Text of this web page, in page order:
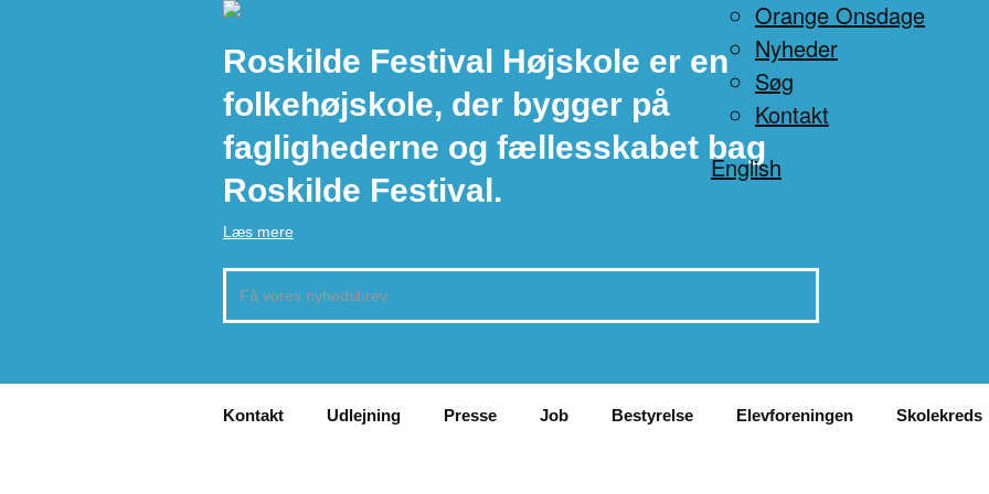
Orange Onsdage
Nyheder
Søg
Kontakt
English
Roskilde Festival Højskole er en
folkehøjskole, der bygger på
faglighederne og fællesskabet bag
Roskilde Festival.
Læs mere
Kontakt Udlejning Presse Job Bestyrelse Elevforeningen Skolekreds